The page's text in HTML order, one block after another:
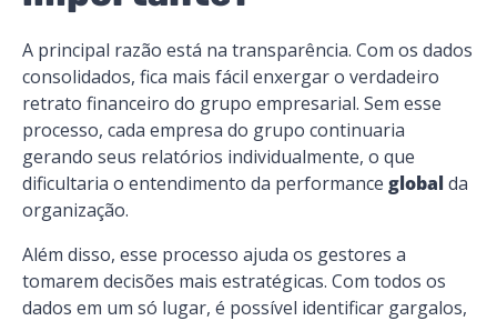
A principal razão está na transparência. Com os dados
consolidados, fica mais fácil enxergar o verdadeiro
retrato financeiro do grupo empresarial. Sem esse
processo, cada empresa do grupo continuaria
gerando seus relatórios individualmente, o que
dificultaria o entendimento da performance global da
organização.
Além disso, esse processo ajuda os gestores a
tomarem decisões mais estratégicas. Com todos os
dados em um só lugar, é possível identificar gargalos,